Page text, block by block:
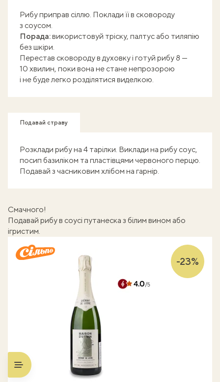
Рибу приправ сіллю. Поклади її в сковороду
з соусом.
Порада:використовуй тріску, палтус або тиляпію
без шкіри.
Перестав сковороду в духовку і готуй рибу 8 —
10 хвилин, поки вона не стане непрозорою
і не буде легко розділятися виделкою.
Подавай страву
Розклади рибу на 4 тарілки. Виклади на рибу соус,
посип базиліком та пластівцями червоного перцю.
Подавай з часниковим хлібом на гарнір.
Смачного!
Подавай рибу в соусі путанеска з білим вином або
ігристим.
-23%